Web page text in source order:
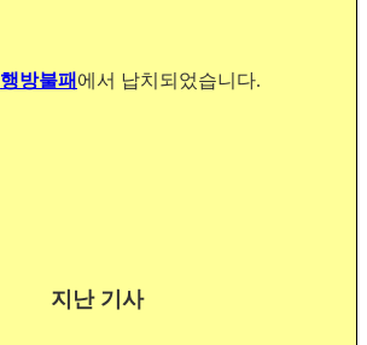
행방불패 에서 납치되었습니다.
지난 기사